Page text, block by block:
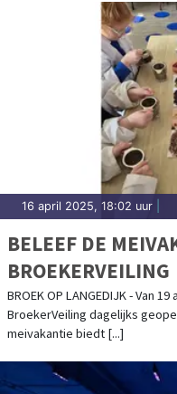
16 april 2025, 18:02 uur
BELEEF DE
BROEKERVEILING
BROEK OP LANGEDIJK - Van
BroekerVeiling dagelijks
meivakantie biedt [...]